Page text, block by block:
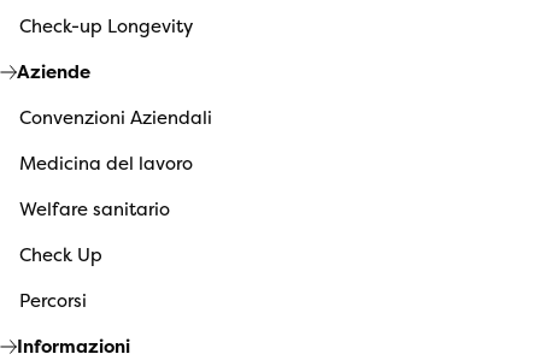
Check-up Longevity
Aziende
Convenzioni Aziendali
Medicina del lavoro
Welfare sanitario
Check Up
Percorsi
Informazioni